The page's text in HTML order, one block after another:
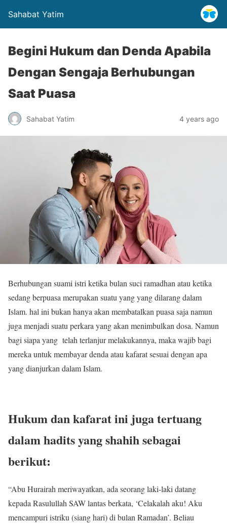
Sahabat Yatim
Begini Hukum dan Denda Apabila
Dengan Sengaja Berhubungan
Saat Puasa
Sahabat Yatim 4 years ago
Berhubungan suami istri ketika bulan suci ramadhan atau ketika
sedang berpuasa merupakan suatu yang yang dilarang dalam
Islam. hal ini bukan hanya akan membatalkan puasa saja namun
juga menjadi suatu perkara yang akan menimbulkan dosa. Namun
bagi siapa yang telah terlanjur melakukannya, maka wajib bagi
mereka untuk membayar denda atau kafarat sesuai dengan apa
yang dianjurkan dalam Islam.
Hukum dan kafarat ini juga tertuang
dalam hadits yang shahih sebagai
berikut:
“Abu Hurairah meriwayatkan, ada seorang laki-laki datang
kepada Rasulullah SAW lantas berkata, ‘Celakalah aku! Aku
mencampuri istriku (siang hari) di bulan Ramadan’. Beliau